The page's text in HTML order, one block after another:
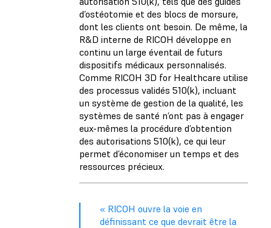
d’ostéotomie et des blocs de morsure,
dont les clients ont besoin. De même, la
R&D interne de RICOH développe en
continu un large éventail de futurs
dispositifs médicaux personnalisés.
Comme RICOH 3D for Healthcare utilise
des processus validés 510(k), incluant
un système de gestion de la qualité, les
systèmes de santé n’ont pas à engager
eux-mêmes la procédure d’obtention
des autorisations 510(k), ce qui leur
permet d’économiser un temps et des
ressources précieux.
« RICOH ouvre la voie en
définissant ce que devrait être la